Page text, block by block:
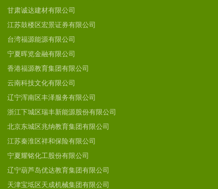
甘肃诚达建材有限公司
江苏鼓楼区宏景证券有限公司
台湾福源能源有限公司
宁夏晖览金融有限公司
香港福源教育集团有限公司
云南科技文化有限公司
辽宁浑南区丰泽服务有限公司
浙江下城区瑞丰新能源股份有限公司
北京东城区兆纳教育集团有限公司
江苏秦淮区祥和保险有限公司
宁夏耀铭化工股份有限公司
辽宁葫芦岛优达教育集团有限公司
天津宝坻区天成机械集团有限公司